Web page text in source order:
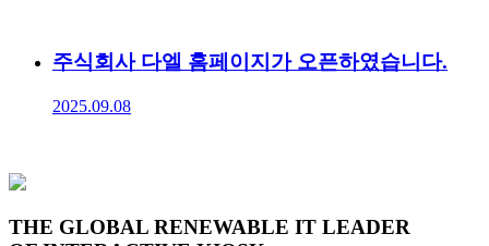
주식회사 다엘 홈페이지가 오픈하였습니다.
2025.09.08
THE GLOBAL RENEWABLE IT LEADER